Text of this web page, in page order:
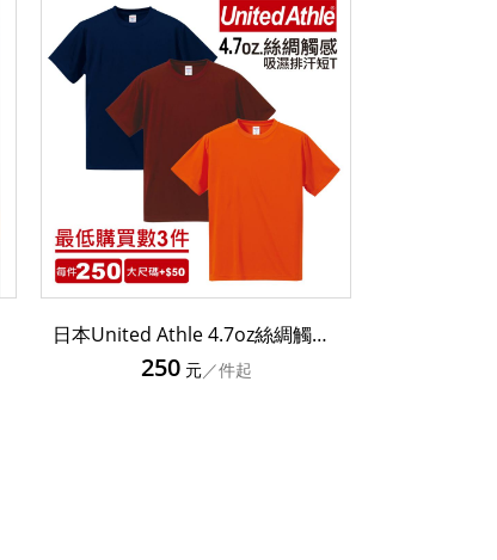
日本United Athle 4.7oz絲綢觸感吸濕排汗短袖T恤(不易昇華) 3508801
250 元／件起